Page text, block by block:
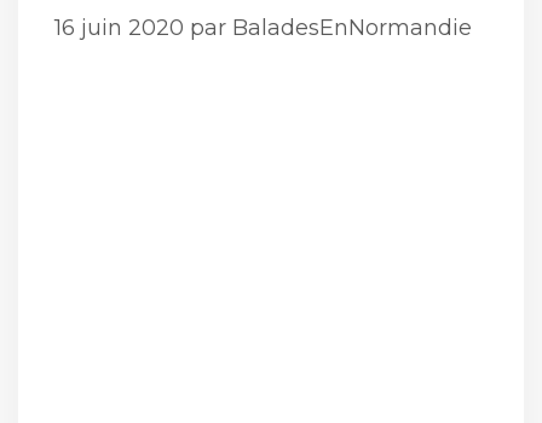
16 juin 2020 par BaladesEnNormandie